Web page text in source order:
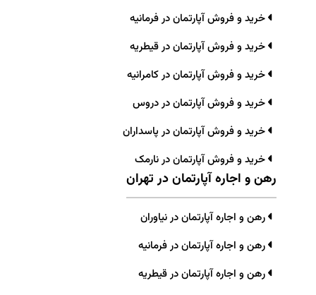
خرید و فروش آپارتمان در فرمانیه
خرید و فروش آپارتمان در قیطریه
خرید و فروش آپارتمان در کامرانیه
خرید و فروش آپارتمان در دروس
خرید و فروش آپارتمان در پاسداران
خرید و فروش آپارتمان در نارمک
رهن و اجاره آپارتمان در تهران
رهن و اجاره آپارتمان در نیاوران
رهن و اجاره آپارتمان در فرمانیه
رهن و اجاره آپارتمان در قیطریه